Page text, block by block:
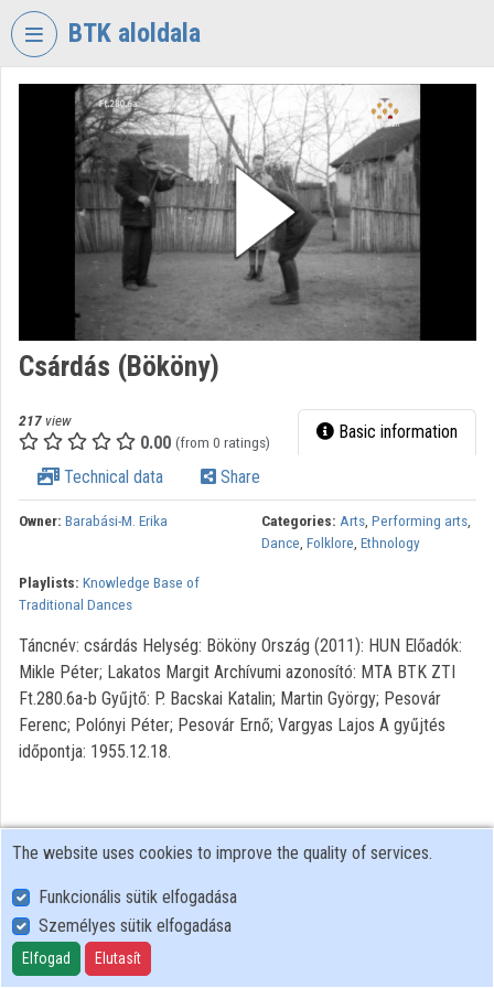
Skip header
BTK aloldala
VIDEOTORIUM
RESEARCH
CENTRE
HUMANTITIES
Organization home
Categories
Organization playlists
Contributors
Csárdás (Bököny)
217 view
0.00 (from 0 ratings) Basic information
Technical data Share
Owner: Barabási-M. Erika Categories: Arts, Performing arts,
Dance, Folklore, Ethnology
Playlists: Knowledge Base of
Traditional Dances
Táncnév: csárdás Helység: Bököny Ország (2011): HUN Előadók:
Mikle Péter; Lakatos Margit Archívumi azonosító: MTA BTK ZTI
Ft.280.6a-b Gyűjtő: P. Bacskai Katalin; Martin György; Pesovár
Ferenc; Polónyi Péter; Pesovár Ernő; Vargyas Lajos A gyűjtés
időpontja: 1955.12.18.
User Policy
Adatkezelési tájékoztató (en)
Cookie Policy
The website uses cookies to improve the quality of services.
Funkcionális sütik elfogadása
Személyes sütik elfogadása
Elfogad Elutasít